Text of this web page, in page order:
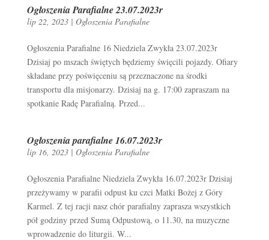
Ogłoszenia Parafialne 23.07.2023r
lip 22, 2023| Ogłoszenia Parafialne
Ogłoszenia Parafialne 16 Niedziela Zwykła 23.07.2023r
Dzisiaj po mszach świętych będziemy święcili pojazdy. Ofiary
składane przy poświęceniu są przeznaczone na środki
transportu dla misjonarzy. Dzisiaj na g. 17:00 zapraszam na
spotkanie Radę Parafialną. Przed...
Ogłoszenia parafialne 16.07.2023r
lip 16, 2023| Ogłoszenia Parafialne
Ogłoszenia Parafialne Niedziela Zwykła 16.07.2023r Dzisiaj
przeżywamy w parafii odpust ku czci Matki Bożej z Góry
Karmel. Z tej racji nasz chór parafialny zaprasza wszystkich
pół godziny przed Sumą Odpustową, o 11.30, na muzyczne
wprowadzenie do liturgii. W...